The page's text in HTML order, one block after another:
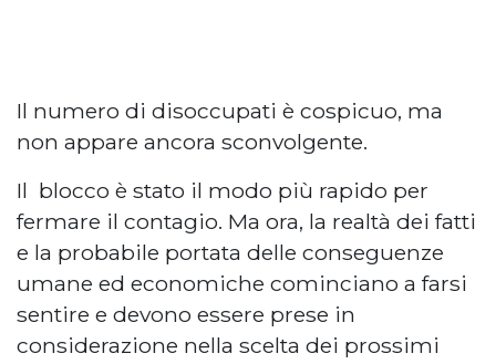
Il numero di disoccupati è cospicuo, ma
non appare ancora sconvolgente.
Il blocco è stato il modo più rapido per
fermare il contagio. Ma ora, la realtà dei fatti
e la probabile portata delle conseguenze
umane ed economiche cominciano a farsi
sentire e devono essere prese in
considerazione nella scelta dei prossimi